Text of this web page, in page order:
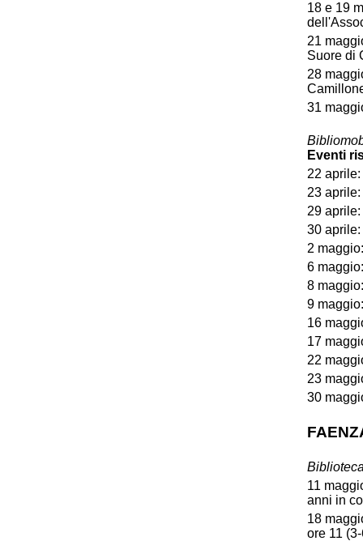
18 e 19
21
Suore di
28
31
Eventi
22
23
29
30
2
6
8
9
16
17
22
23
30
11
anni in
18
ore 11